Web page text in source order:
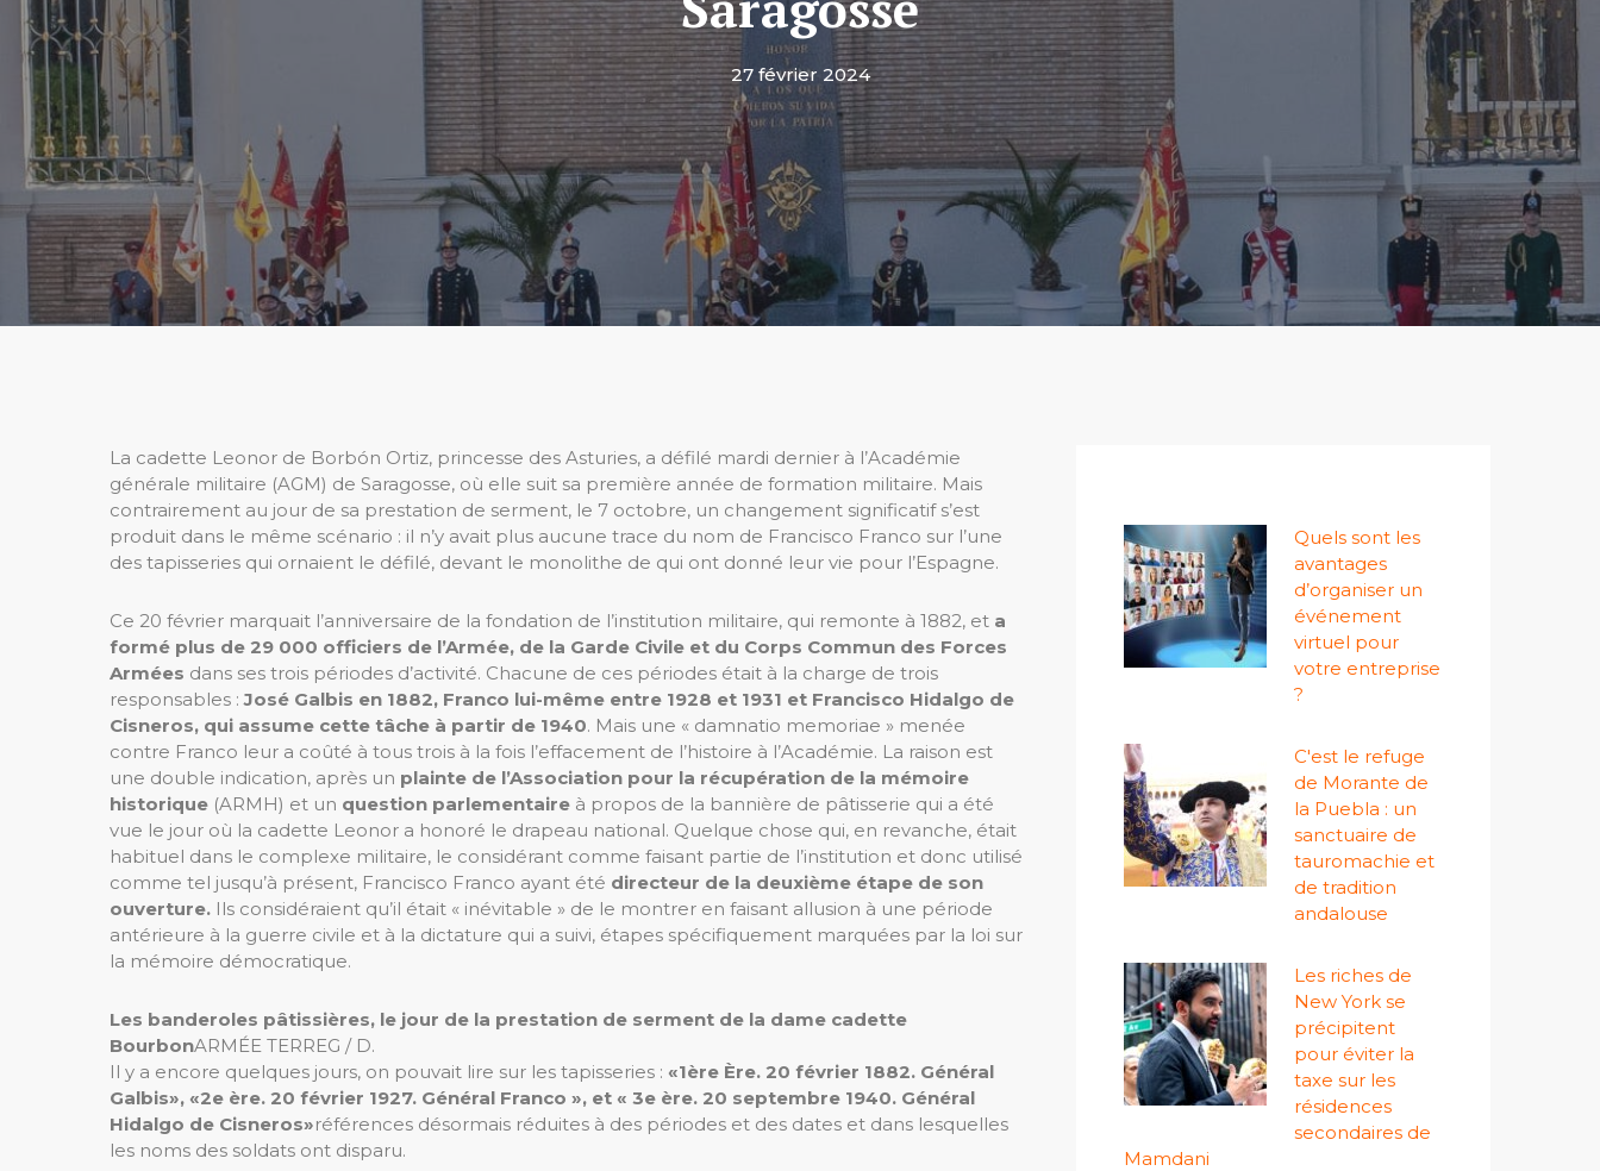
27 février 2024
La cadette Leonor de Borbón Ortiz, princesse des Asturies, a défilé mardi dernier à l’Académie
générale militaire (AGM) de Saragosse, où elle suit sa première année de formation militaire. Mais
contrairement au jour de sa prestation de serment, le 7 octobre, un changement significatif s’est
produit dans le même scénario : il n’y avait plus aucune trace du nom de Francisco Franco sur l’une
des tapisseries qui ornaient le défilé, devant le monolithe de qui ont donné leur vie pour l’Espagne.
Ce 20 février marquait l’anniversaire de la fondation de l’institution militaire, qui remonte à 1882, et a
formé plus de 29 000 officiers de l’Armée, de la Garde Civile et du Corps Commun des Forces
Armées dans ses trois périodes d’activité. Chacune de ces périodes était à la charge de trois
responsables :José Galbis en 1882, Franco lui-même entre 1928 et 1931 et Francisco Hidalgo de
Cisneros, qui assume cette tâche à partir de 1940. Mais une « damnatio memoriae » menée
contre Franco leur a coûté à tous trois à la fois l’effacement de l’histoire à l’Académie. La raison est
une double indication, après un plainte de l’Association pour la récupération de la mémoire
historique (ARMH) et un question parlementaire à propos de la bannière de pâtisserie qui a été
vue le jour où la cadette Leonor a honoré le drapeau national. Quelque chose qui, en revanche, était
habituel dans le complexe militaire, le considérant comme faisant partie de l’institution et donc utilisé
comme tel jusqu’à présent, Francisco Franco ayant été directeur de la deuxième étape de son
ouverture. Ils considéraient qu’il était « inévitable » de le montrer en faisant allusion à une période
antérieure à la guerre civile et à la dictature qui a suivi, étapes spécifiquement marquées par la loi sur
la mémoire démocratique.
Les banderoles pâtissières, le jour de la prestation de serment de la dame cadette
BourbonARMÉE TERREG / D.
Il y a encore quelques jours, on pouvait lire sur les tapisseries : «1ère Ère. 20 février 1882. Général
Galbis», «2e ère. 20 février 1927. Général Franco », et « 3e ère. 20 septembre 1940. Général
Hidalgo de Cisneros»références désormais réduites à des périodes et des dates et dans lesquelles
les noms des soldats ont disparu.
Quels sont les
avantages
d’organiser un
événement
virtuel pour
votre entreprise
?
C'est le refuge
de Morante de
la Puebla : un
sanctuaire de
tauromachie et
de tradition
andalouse
Les riches de
New York se
précipitent
pour éviter la
taxe sur les
résidences
secondaires de
Mamdani